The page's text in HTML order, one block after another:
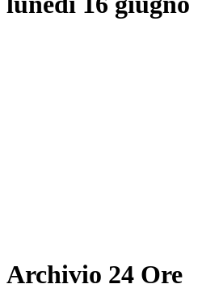
Archivio 24 Ore